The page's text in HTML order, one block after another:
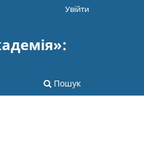
Пошук
Увійти